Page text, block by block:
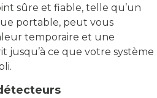
sûre et fiable, telle qu’un
portable, peut vous
temporaire et une
jusqu’à ce que votre système